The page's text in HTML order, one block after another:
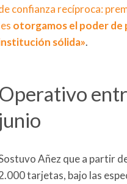
confianza recíproca:
otorgamos el poder de
sólida».
Operativo
junio
Añez que a partir
tarjetas, bajo las